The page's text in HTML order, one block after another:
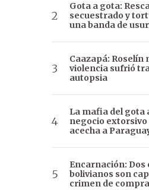
Gota a gota:
secuestrado y
una banda de
Caazapá:
violencia sufrió
autopsia
La mafia del gota
negocio
acecha a
Encarnación: Dos
bolivianos son
crimen de